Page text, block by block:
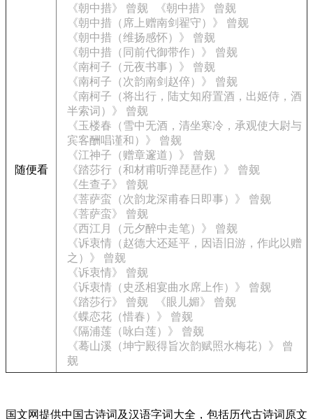
随便看
《朝中措》 曾觌
《朝中措》 曾觌
《朝中措（席上赠南剑翟守）》 曾觌
《朝中措（维扬感怀）》 曾觌
《朝中措（同前代御带作）》 曾觌
《南柯子（元夜书事）》 曾觌
《南柯子（次韵南剑赵倅）》 曾觌
《南柯子（将出行，陆丈知府置酒，出姬侍，酒
半索词）》 曾觌
《玉楼春（雪中无酒，清坐寒冷，承观使大尉与
宾客酬唱谨和）》 曾觌
《江神子（赠章邃道）》 曾觌
《踏莎行（和材甫听弹琵琶作）》 曾觌
《生查子》 曾觌
《菩萨蛮（次韵龙深甫春日即事）》 曾觌
《菩萨蛮》 曾觌
《西江月（元夕醉中走笔）》 曾觌
《诉衷情（赵德大还延平，因语旧游，作此以赠
之）》 曾觌
《诉衷情》 曾觌
《诉衷情（史丞相宴曲水席上作）》 曾觌
《踏莎行》 曾觌
《眼儿媚》 曾觌
《蝶恋花（惜春）》 曾觌
《隔浦莲（咏白莲）》 曾觌
《蓦山溪（坤宁殿得旨次韵赋照水梅花）》 曾
觌
国文网提供中国古诗词及汉语字词大全，包括历代古诗词原文